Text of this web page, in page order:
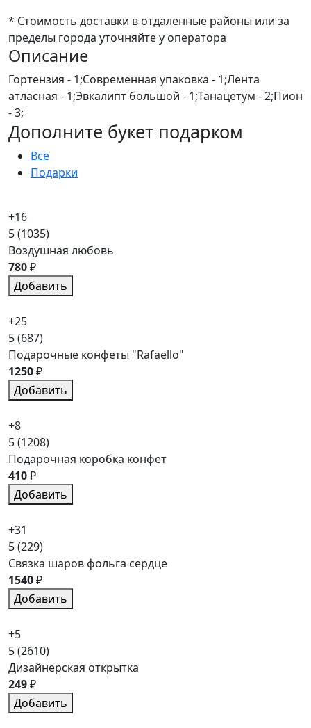
* Стоимость доставки в отдаленные районы или за
пределы города уточняйте у оператора
Описание
Гортензия - 1;Современная упаковка - 1;Лента
атласная - 1;Эвкалипт большой - 1;Танацетум - 2;Пион
- 3;
Дополните букет подарком
Все
Подарки
+16
5(1035)
Воздушная любовь
780₽
Добавить
+25
5(687)
Подарочные конфеты "Rafaello"
1250₽
Добавить
+8
5(1208)
Подарочная коробка конфет
410₽
Добавить
+31
5(229)
Связка шаров фольга сердце
1540₽
Добавить
+5
5(2610)
Дизайнерская открытка
249₽
Добавить